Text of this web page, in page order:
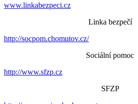
www.linkabezpeci.cz
Linka bezpečí
http://socpom.chomutov.cz/
Sociální pomoc
http://www.sfzp.cz
SFZP